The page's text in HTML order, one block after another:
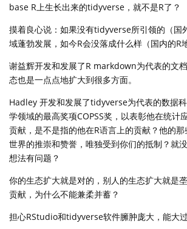
base R上生长出来的tidyverse，就不是R了？
摸着良心说：如果没有tidyverse所引领的（国
域蓬勃发展，如今R会没落成什么样（国内的R
谢益辉开发和发展了R markdown为代表的文
态也是一点点地扩大到很多方面。
Hadley 开发和发展了tidyverse为代表的数据
学领域的最高奖项COPSS奖，以表彰他在统计
贡献，是不是指的他在R语言上的贡献？他的
世界的推崇和赞誉，唯独受到你们的抵制？就
想法有问题？
你的生态扩大就是对的，别人的生态扩大就是
贡献，为什么不能兼柔并蓄？
担心RStudio和tidyverse软件臃肿庞大，能大